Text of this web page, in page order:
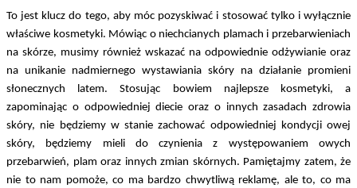
To jest klucz do tego, aby móc pozyskiwać i stosować tylko i wyłącznie
właściwe kosmetyki. Mówiąc o niechcianych plamach i przebarwieniach
na skórze, musimy również wskazać na odpowiednie odżywianie oraz
na unikanie nadmiernego wystawiania skóry na działanie promieni
słonecznych latem. Stosując bowiem najlepsze kosmetyki, a
zapominając o odpowiedniej diecie oraz o innych zasadach zdrowia
skóry, nie będziemy w stanie zachować odpowiedniej kondycji owej
skóry, będziemy mieli do czynienia z występowaniem owych
przebarwień, plam oraz innych zmian skórnych. Pamiętajmy zatem, że
nie to nam pomoże, co ma bardzo chwytliwą reklamę, ale to, co ma